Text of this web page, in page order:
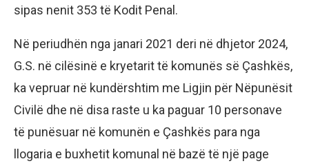
sipas nenit 353 të Kodit Penal.
Në periudhën nga janari 2021 deri në dhjetor 2024,
G.S. në cilësinë e kryetarit të komunës së Çashkës,
ka vepruar në kundërshtim me Ligjin për Nëpunësit
Civilë dhe në disa raste u ka paguar 10 personave
të punësuar në komunën e Çashkës para nga
llogaria e buxhetit komunal në bazë të një page